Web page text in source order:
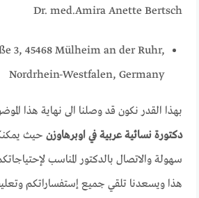
Dr. med.Amira Anette Bertsch
3, 45468 Mülheim an der Ruhr,
Nordrhein-Westfalen, Germany
بهذا القدر نكون قد وصلنا الى نهاية هذا
دكتورة نسائية عربية في اوبرهاوزن حيث
سهولة والاتصال بالدكتور المناسب
هذا ويسعدنا تلقي جميع إستفساراتكم